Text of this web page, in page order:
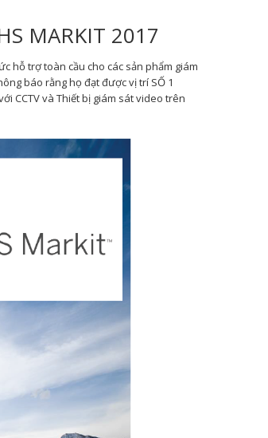
MARKIT 2017
hỗ trợ toàn cầu cho các sản phẩm giám
báo rằng họ đạt được vị trí SỐ 1
CCTV và Thiết bị giám sát video trên